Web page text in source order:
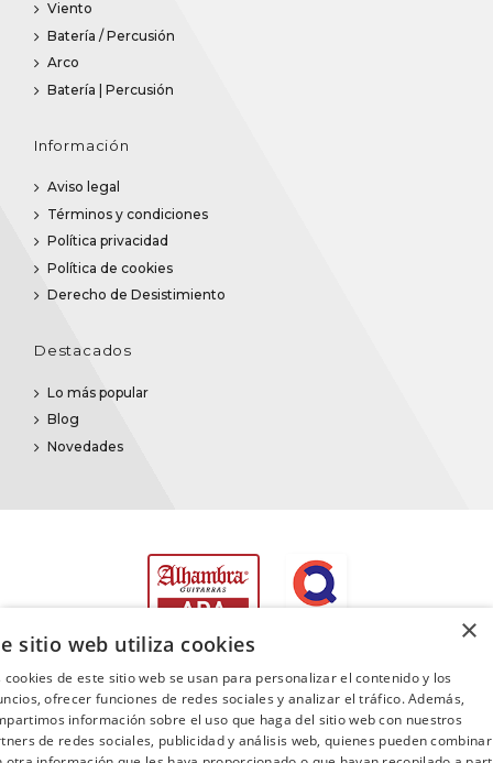
Viento
Batería / Percusión
Arco
Batería | Percusión
Información
Aviso legal
Términos y condiciones
Política privacidad
Política de cookies
Derecho de Desistimiento
Destacados
Lo más popular
Blog
Novedades
©2025 Promusica· Todos los derechos reservados
×
sitio web utiliza cookies
cookies de este sitio web se usan para personalizar el contenido y los
ofrecer funciones de redes sociales y analizar el tráfico. Además,
información sobre el uso que haga del sitio web con nuestros
de redes sociales, publicidad y análisis web, quienes pueden